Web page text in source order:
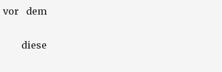
dem
diese